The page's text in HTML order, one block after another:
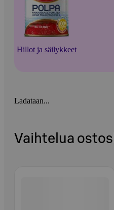
Hillot ja säilykkeet
Ladataan...
Vaihtelua